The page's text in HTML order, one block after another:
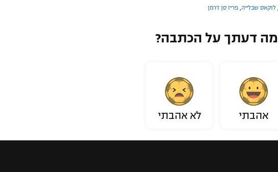
לוקאס שבלייה פריז סן ז'רמן
מה דעתך על הכתבה?
אהבתי לא אהבתי